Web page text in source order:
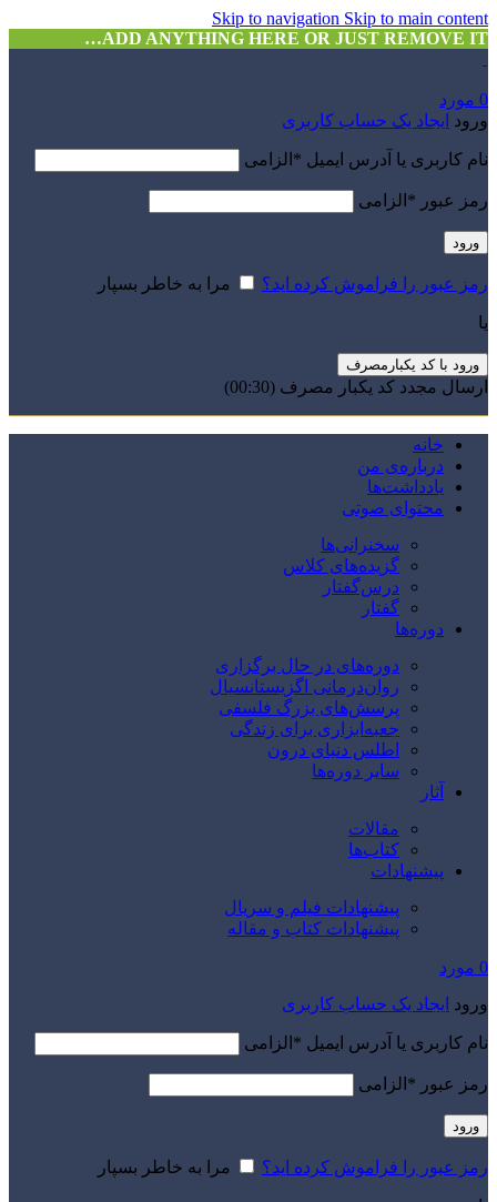
Skip to navigation Skip to main content
ADD ANYTHING HERE OR JUST REMOVE IT…
0 مورد
ورود ایجاد یک حساب کاربری
نام کاربری یا آدرس ایمیل * الزامی
رمز عبور * الزامی
ورود
رمز عبور را فراموش کرده اید؟ مرا به خاطر بسپار
یا
ورود با کد یکبارمصرف
ارسال مجدد کد یکبار مصرف (00:
30
)
خانه
درباره‌ی من
یادداشت‌ها
محتوای صوتی
سخنرانی‌ها
گزیده‌های کلاس
درس‌گفتار
گفتار
دوره‌ها
دوره‌های در حال برگزاری
روان‌درمانی اگزیستانسیال
پرسش‌های بزرگ فلسفی
جعبه‌ابزاری برای زندگی
اطلس دنیای درون
سایر دوره‌ها
آثار
مقالات
کتاب‌ها
پیشنهادات
پیشنهادات فیلم و سریال
پیشنهادات کتاب و مقاله
0 مورد
ورود ایجاد یک حساب کاربری
نام کاربری یا آدرس ایمیل * الزامی
رمز عبور * الزامی
ورود
رمز عبور را فراموش کرده اید؟ مرا به خاطر بسپار